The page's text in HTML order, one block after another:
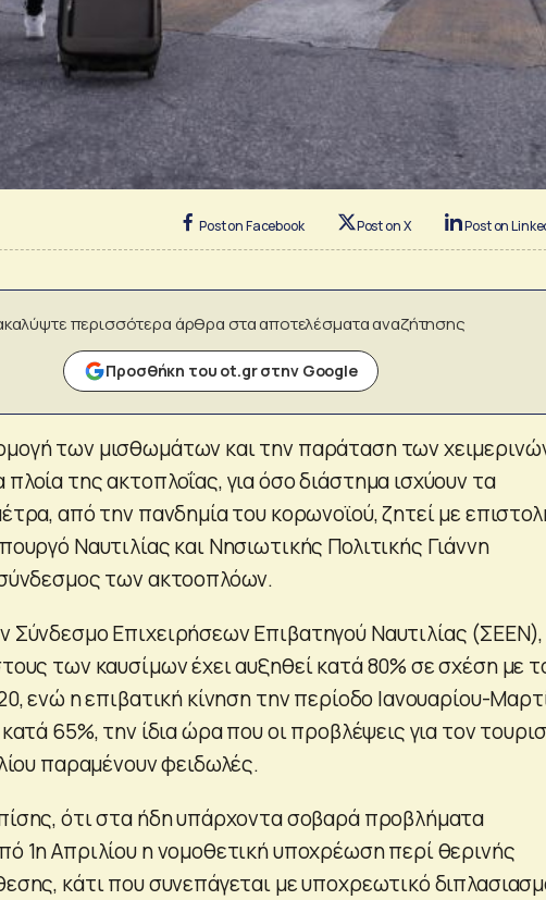
Post on Facebook Post on X Post on
περισσότερα άρθρα στα αποτελέσματα αναζήτησης
Προσθήκη του ot.gr στην Google
των μισθωμάτων και την παράταση των
της ακτοπλοΐας, για όσο διάστημα ισχύουν τα
από την πανδημία του κορωνοϊού, ζητεί με
Ναυτιλίας και Νησιωτικής Πολιτικής Γιάννη
των ακτοοπλόων.
Σύνδεσμο Επιχειρήσεων Επιβατηγού Ναυτιλίας
των καυσίμων έχει αυξηθεί κατά 80% σε σχέση με
ενώ η επιβατική κίνηση την περίοδο Ιανουαρίου-
65%, την ίδια ώρα που οι προβλέψεις για τον
παραμένουν φειδωλές.
ότι στα ήδη υπάρχοντα σοβαρά προβλήματα
1η Απριλίου η νομοθετική υποχρέωση περί θερινής
κάτι που συνεπάγεται με υποχρεωτικό